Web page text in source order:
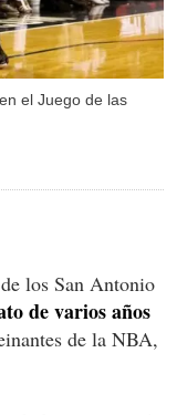
el Juego de las
los San Antonio
de varios años
de la NBA,